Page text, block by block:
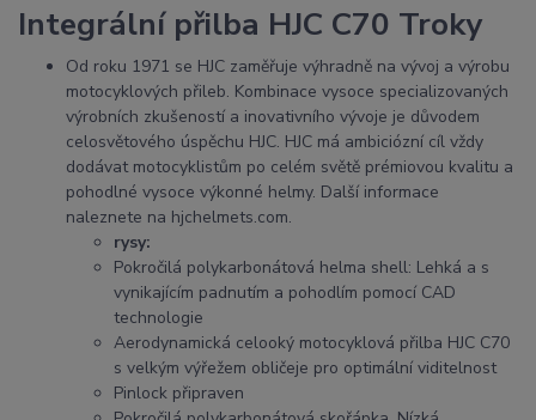
Integrální přilba HJC C70 Troky
Od roku 1971 se HJC zaměřuje výhradně na vývoj a výrobu
motocyklových přileb. Kombinace vysoce specializovaných
výrobních zkušeností a inovativního vývoje je důvodem
celosvětového úspěchu HJC. HJC má ambiciózní cíl vždy
dodávat motocyklistům po celém světě prémiovou kvalitu a
pohodlné vysoce výkonné helmy. Další informace
naleznete na hjchelmets.com.
rysy:
Pokročilá polykarbonátová helma shell: Lehká a s
vynikajícím padnutím a pohodlím pomocí CAD
technologie
Aerodynamická celooký motocyklová přilba HJC C70
s velkým výřežem obličeje pro optimální viditelnost
Pinlock připraven